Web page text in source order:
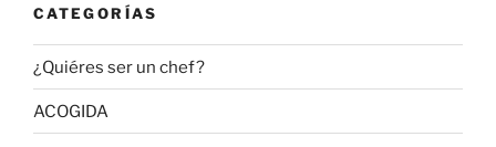
CATEGORÍAS
¿Quiéres ser un chef?
ACOGIDA